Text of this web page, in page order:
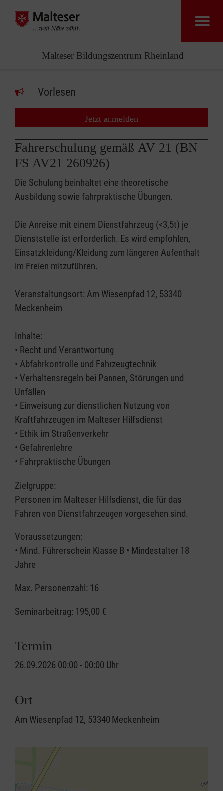
Malteser Bildungszentrum Rheinland
Vorlesen
Jetzt anmelden
Fahrerschulung gemäß AV 21 (BN
FS AV21 260926)
Die Schulung beinhaltet eine theoretische
Ausbildung sowie fahrpraktische Übungen.
Die Anreise mit einem Dienstfahrzeug (<3,5t) je
Dienststelle ist erforderlich. Es wird empfohlen,
Einsatzkleidung/Kleidung zum längeren Aufenthalt
im Freien mitzuführen.
Veranstaltungsort: Am Wiesenpfad 12, 53340
Meckenheim
Inhalte:
• Recht und Verantwortung
• Abfahrkontrolle und Fahrzeugtechnik
• Verhaltensregeln bei Pannen, Störungen und
Unfällen
• Einweisung zur dienstlichen Nutzung von
Kraftfahrzeugen im Malteser Hilfsdienst
• Ethik im Straßenverkehr
• Gefahrenlehre
• Fahrpraktische Übungen
Zielgruppe:
Personen im Malteser Hilfsdienst, die für das
Fahren von Dienstfahrzeugen vorgesehen sind.
Voraussetzungen:
• Mind. Führerschein Klasse B • Mindestalter 18
Jahre
Max. Personenzahl: 16
Seminarbeitrag: 195,00 €
Termin
26.09.2026 00:00 - 00:00 Uhr
Ort
Am Wiesenpfad 12, 53340 Meckenheim